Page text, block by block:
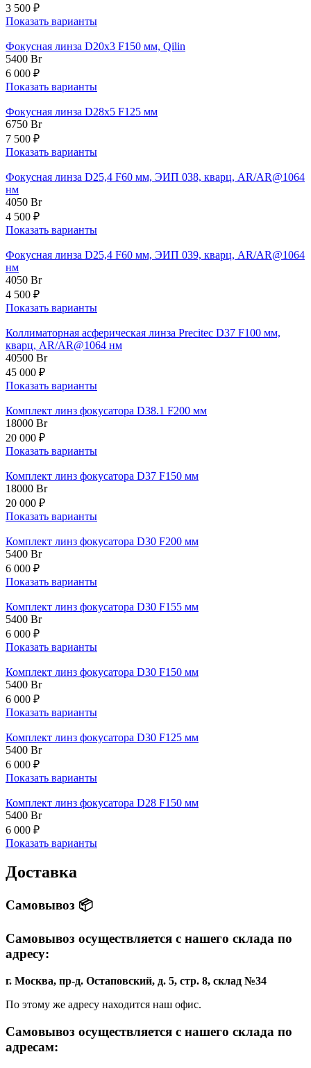
3 500 ₽
Показать варианты
Фокусная линза D20х3 F150 мм, Qilin
5400 Br
6 000 ₽
Показать варианты
Фокусная линза D28х5 F125 мм
6750 Br
7 500 ₽
Показать варианты
Фокусная линза D25,4 F60 мм, ЭИП 038, кварц, AR/AR@1064
нм
4050 Br
4 500 ₽
Показать варианты
Фокусная линза D25,4 F60 мм, ЭИП 039, кварц, AR/AR@1064
нм
4050 Br
4 500 ₽
Показать варианты
Коллиматорная асферическая линза Precitec D37 F100 мм,
кварц, AR/AR@1064 нм
40500 Br
45 000 ₽
Показать варианты
Комплект линз фокусатора D38.1 F200 мм
18000 Br
20 000 ₽
Показать варианты
Комплект линз фокусатора D37 F150 мм
18000 Br
20 000 ₽
Показать варианты
Комплект линз фокусатора D30 F200 мм
5400 Br
6 000 ₽
Показать варианты
Комплект линз фокусатора D30 F155 мм
5400 Br
6 000 ₽
Показать варианты
Комплект линз фокусатора D30 F150 мм
5400 Br
6 000 ₽
Показать варианты
Комплект линз фокусатора D30 F125 мм
5400 Br
6 000 ₽
Показать варианты
Комплект линз фокусатора D28 F150 мм
5400 Br
6 000 ₽
Показать варианты
Доставка
Самовывоз 📦
Самовывоз осуществляется с нашего склада по
адресу:
г. Москва, пр-д. Остаповский, д. 5, стр. 8, склад №34
По этому же адресу находится наш офис.
Самовывоз осуществляется с нашего склада по
адресам: